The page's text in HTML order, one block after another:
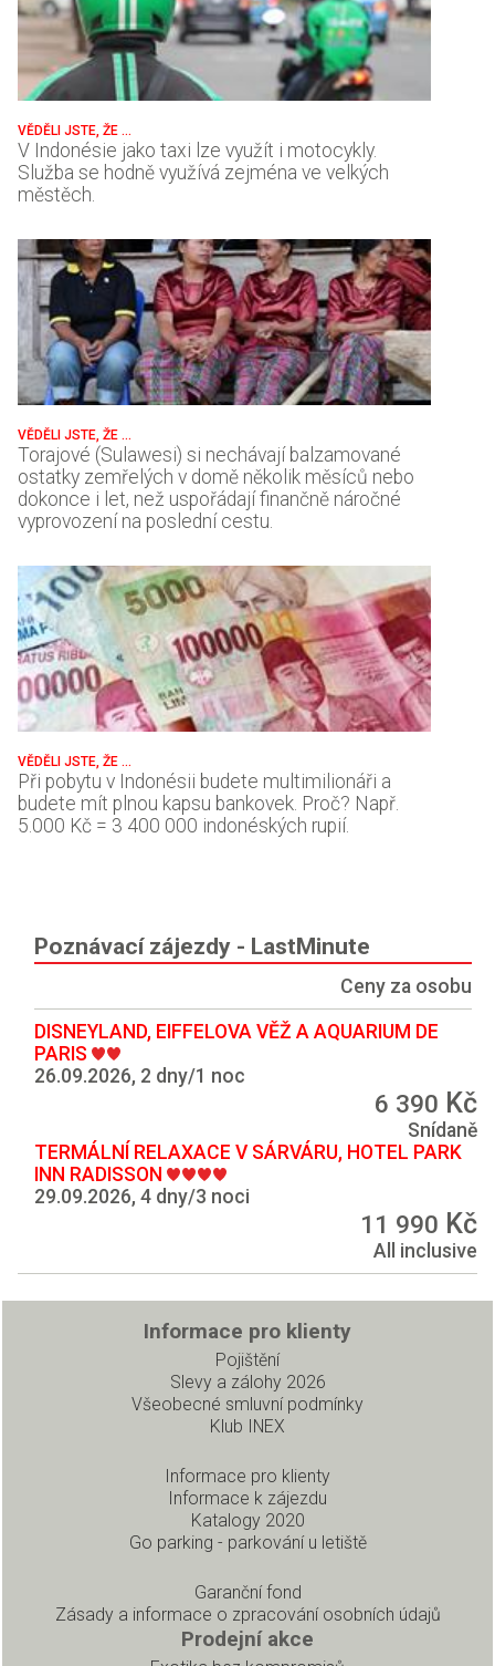
VĚDĚLI JSTE, ŽE ...
V Indonésie jako taxi lze využít i motocykly.
Služba se hodně využívá zejména ve velkých
městěch.
VĚDĚLI JSTE, ŽE ...
Torajové (Sulawesi) si nechávají balzamované
ostatky zemřelých v domě několik měsíců nebo
dokonce i let, než uspořádají finančně náročné
vyprovození na poslední cestu.
VĚDĚLI JSTE, ŽE ...
Při pobytu v Indonésii budete multimilionáři a
budete mít plnou kapsu bankovek. Proč? Např.
5.000 Kč = 3 400 000 indonéských rupií.
Poznávací zájezdy - LastMinute
Ceny za osobu
DISNEYLAND, EIFFELOVA VĚŽ A AQUARIUM DE
PARIS
26.09.2026, 2 dny/1 noc
6 390 Kč
Snídaně
TERMÁLNÍ RELAXACE V SÁRVÁRU, HOTEL PARK
INN RADISSON
29.09.2026, 4 dny/3 noci
11 990 Kč
All inclusive
Informace pro klienty
Pojištění
Slevy a zálohy 2026
Všeobecné smluvní podmínky
Klub INEX
Informace pro klienty
Informace k zájezdu
Katalogy 2020
Go parking - parkování u letiště
Garanční fond
Zásady a informace o zpracování osobních údajů
Prodejní akce